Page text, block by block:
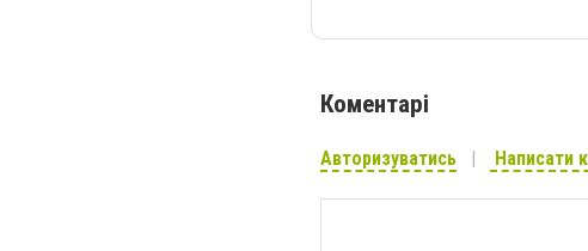
Коментарі
Авторизуватись Написати